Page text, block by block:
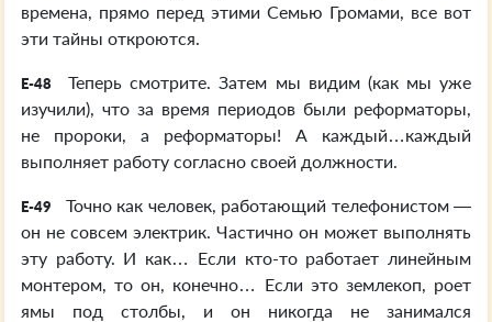
времена, прямо перед этими Семью Громами, все вот
эти тайны откроются.
E-48
Теперь смотрите. Затем мы видим (как мы уже
изучили), что за время периодов были реформаторы,
не пророки, а реформаторы! А каждый…каждый
выполняет работу согласно своей должности.
E-49
Точно как человек, работающий телефонистом —
он не совсем электрик. Частично он может выполнять
эту работу. И как… Если кто-то работает линейным
монтером, то он, конечно… Если это землекоп, роет
ямы под столбы, и он никогда не занимался